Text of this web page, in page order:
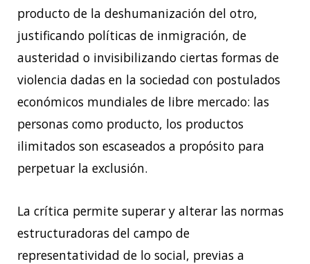
producto de la deshumanización del otro,
justificando políticas de inmigración, de
austeridad o invisibilizando ciertas formas de
violencia dadas en la sociedad con postulados
económicos mundiales de libre mercado: las
personas como producto, los productos
ilimitados son escaseados a propósito para
perpetuar la exclusión.
La crítica permite superar y alterar las normas
estructuradoras del campo de
representatividad de lo social, previas a